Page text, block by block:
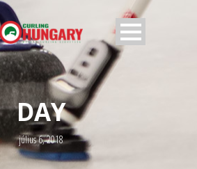
DAY
július 6, 2018